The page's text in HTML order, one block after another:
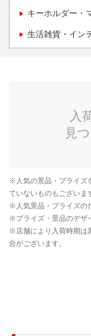
キーホルダー・
生活雑貨・イン